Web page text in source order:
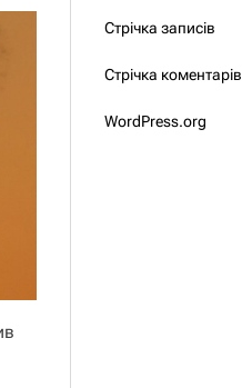
Стрічка записів
Стрічка коментарів
WordPress.org